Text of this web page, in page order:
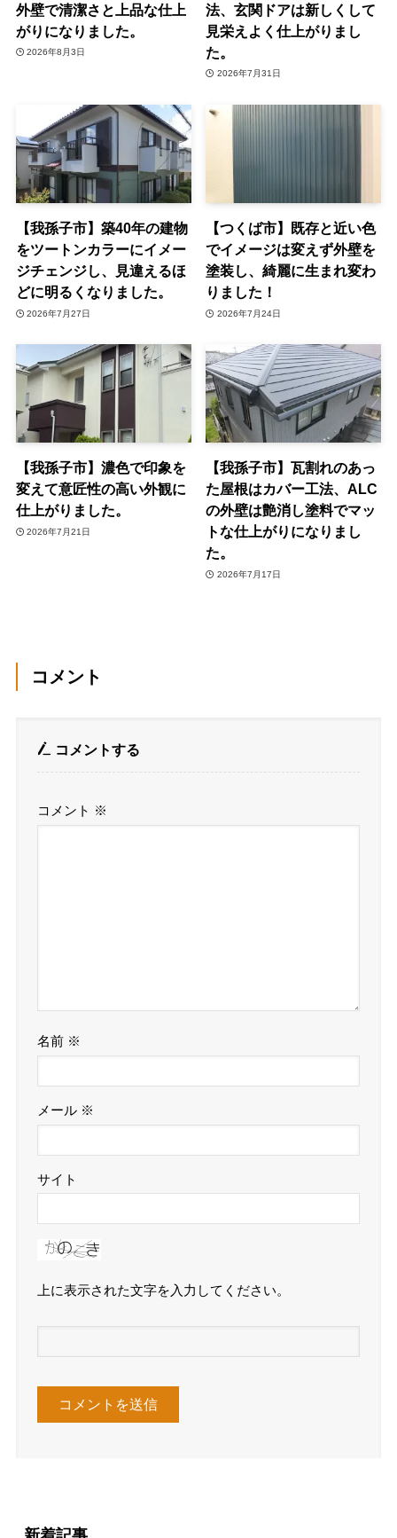
外壁で清潔さと上品な仕上
がりになりました。
2026年8月3日
法、玄関ドアは新しくして
見栄えよく仕上がりまし
た。
2026年7月31日
【我孫子市】築40年の建物
をツートンカラーにイメー
ジチェンジし、見違えるほ
どに明るくなりました。
2026年7月27日
【つくば市】既存と近い色
でイメージは変えず外壁を
塗装し、綺麗に生まれ変わ
りました！
2026年7月24日
【我孫子市】濃色で印象を
変えて意匠性の高い外観に
仕上がりました。
2026年7月21日
【我孫子市】瓦割れのあっ
た屋根はカバー工法、ALC
の外壁は艶消し塗料でマッ
トな仕上がりになりまし
た。
2026年7月17日
コメント
コメントする
コメント ※
名前 ※
メール ※
サイト
上に表示された文字を入力してください。